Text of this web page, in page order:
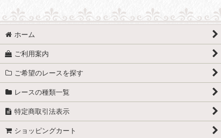
ホーム
ご利用案内
ご希望のレースを探す
レースの種類一覧
特定商取引法表示
ショッピングカート